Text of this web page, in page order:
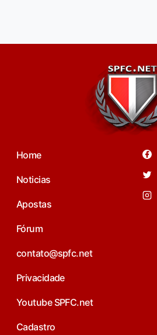
Home
Noticias
Apostas
Fórum
contato@spfc.net
Privacidade
Youtube SPFC.net
Cadastro